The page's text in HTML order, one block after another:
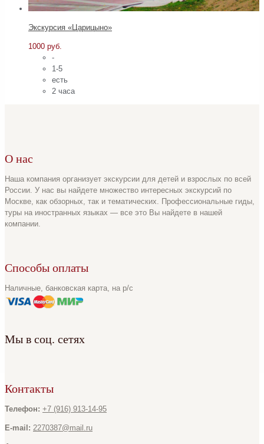
Экскурсия «Царицыно»
1000 руб.
-
1-5
есть
2 часа
О нас
Наша компания организует экскурсии для детей и взрослых по всей
России. У нас вы найдете множество интересных экскурсий по
Москве, как обзорных, так и тематических. Профессиональные гиды,
туры на иностранных языках — все это Вы найдете в нашей
компании.
Способы оплаты
Наличные, банковская карта, на р/с
Мы в соц. сетях
Контакты
Телефон: +7 (916) 913-14-95
E-mail: 2270387@mail.ru